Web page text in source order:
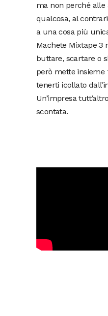
ma non perché
qualcosa, al
a una cosa più
Machete Mixtape 3
buttare, scartare o
però mette insieme
tenerti icollato
Un’impresa
scontata.